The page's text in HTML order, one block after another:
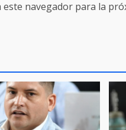
navegador para la